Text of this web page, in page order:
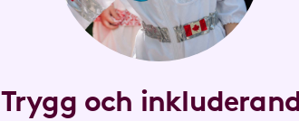
Trygg och